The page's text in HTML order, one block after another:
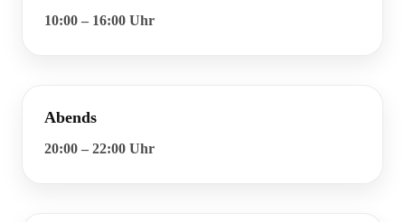
10:00 – 16:00 Uhr
Abends
20:00 – 22:00 Uhr